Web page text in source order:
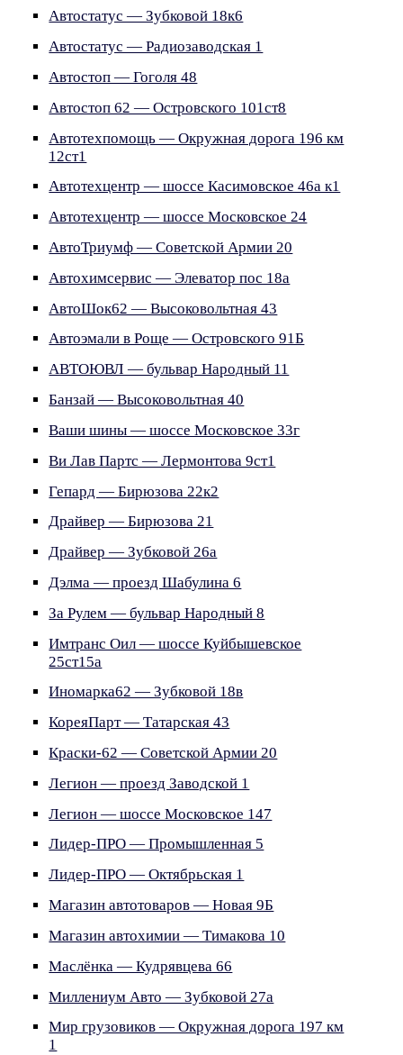
Автостатус — Зубковой 18к6
Автостатус — Радиозаводская 1
Автостоп — Гоголя 48
Автостоп 62 — Островского 101ст8
Автотехпомощь — Окружная дорога 196 км
12ст1
Автотехцентр — шоссе Касимовское 46а к1
Автотехцентр — шоссе Московское 24
АвтоТриумф — Советской Армии 20
Автохимсервис — Элеватор пос 18а
АвтоШок62 — Высоковольтная 43
Автоэмали в Роще — Островского 91Б
АВТОЮВЛ — бульвар Народный 11
Банзай — Высоковольтная 40
Ваши шины — шоссе Московское 33г
Ви Лав Партс — Лермонтова 9ст1
Гепард — Бирюзова 22к2
Драйвер — Бирюзова 21
Драйвер — Зубковой 26а
Дэлма — проезд Шабулина 6
За Рулем — бульвар Народный 8
Имтранс Оил — шоссе Куйбышевское
25ст15а
Иномарка62 — Зубковой 18в
КореяПарт — Татарская 43
Краски-62 — Советской Армии 20
Легион — проезд Заводской 1
Легион — шоссе Московское 147
Лидер-ПРО — Промышленная 5
Лидер-ПРО — Октябрьская 1
Магазин автотоваров — Новая 9Б
Магазин автохимии — Тимакова 10
Маслёнка — Кудрявцева 66
Миллениум Авто — Зубковой 27а
Мир грузовиков — Окружная дорога 197 км
1